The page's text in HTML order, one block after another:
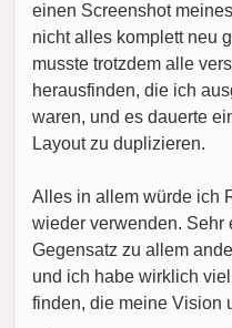
einen Screenshot
nicht alles komplett neu
musste trotzdem alle
herausfinden, die ich
waren, und es dauerte
Layout zu duplizieren.
Alles in allem würde ich
wieder verwenden. Sehr
Gegensatz zu allem
und ich habe wirklich
finden, die meine Vision